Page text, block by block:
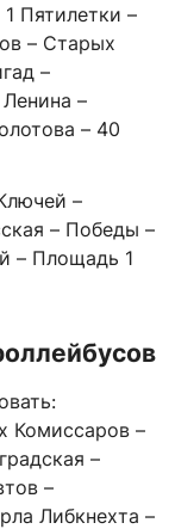
Пятилетки –
– Старых
–
–
– 40
–
– Победы –
– Площадь 1
Комиссаров –
–
–
Либкнехта –